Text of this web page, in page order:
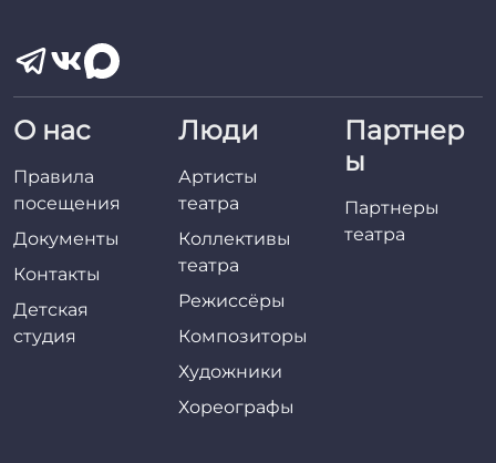
О нас
Правила
посещения
Документы
Контакты
Детская
студия
Люди
Артисты
театра
Коллективы
театра
Режиссёры
Композиторы
Художники
Хореографы
Партнер
ы
Партнеры
театра